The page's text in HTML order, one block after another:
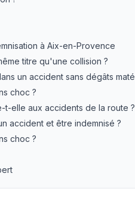
à Aix-en-Provence
titre qu'une collision ?
un accident sans dégâts
choc ?
t-elle aux accidents de la route ?
accident et être indemnisé ?
choc ?